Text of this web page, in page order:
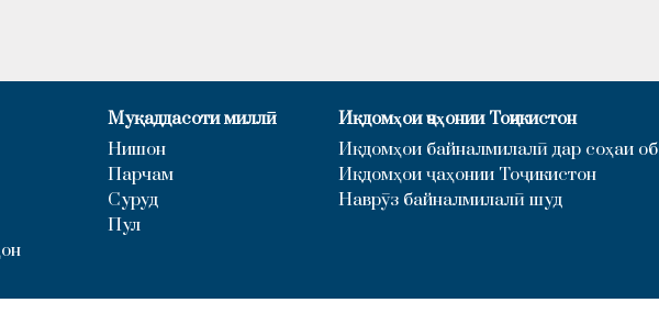
Муқаддасоти миллӣ
Нишон
Парчам
Суруд
Пул
Иқдомҳои ҷаҳонии Тоҷикистон
Иқдомҳои байналмилалӣ дар соҳаи об
Иқдомҳои ҷаҳонии Тоҷикистон
Наврӯз байналмилалӣ шуд